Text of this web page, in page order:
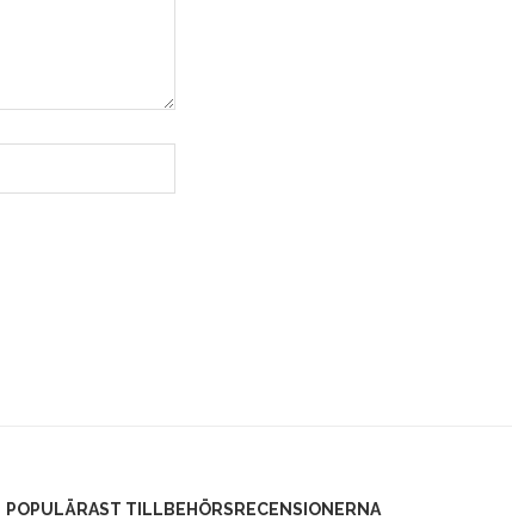
POPULÄRAST TILLBEHÖRSRECENSIONERNA